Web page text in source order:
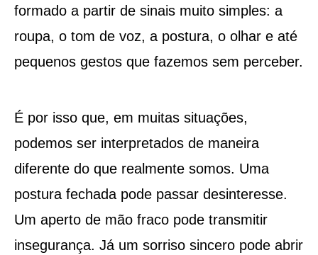
formado a partir de sinais muito simples: a
roupa, o tom de voz, a postura, o olhar e até
pequenos gestos que fazemos sem perceber.
É por isso que, em muitas situações,
podemos ser interpretados de maneira
diferente do que realmente somos. Uma
postura fechada pode passar desinteresse.
Um aperto de mão fraco pode transmitir
insegurança. Já um sorriso sincero pode abrir